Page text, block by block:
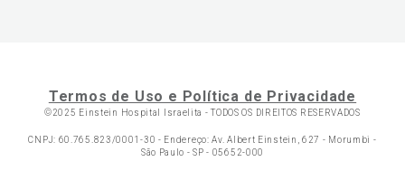
Termos de Uso e Política de Privacidade
©2025 Einstein Hospital Israelita -TODOS OS DIREITOS RESERVADOS
CNPJ: 60.765.823/0001-30 - Endereço: Av. Albert Einstein, 627 - Morumbi -
São Paulo - SP - 05652-000